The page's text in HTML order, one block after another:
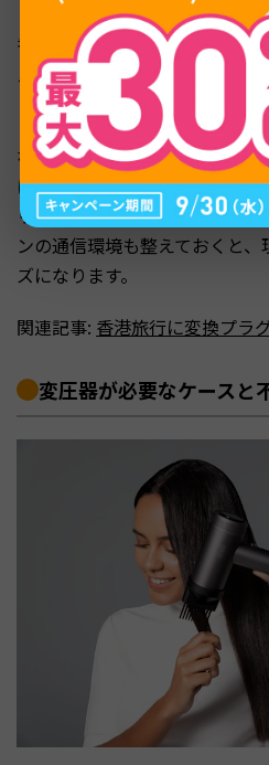
香港到着後にホテルのフロント
スもありますが、数に限りがあ
しておくのが確実です。
なお、香港滞在中の通信手段を
には、アプリダウンロード数
リファ」が便利です。変換プ
ンの通信環境も整えておくと
ズになります。
関連記事: 香港旅行に変換プラ
変圧器が必要なケースと